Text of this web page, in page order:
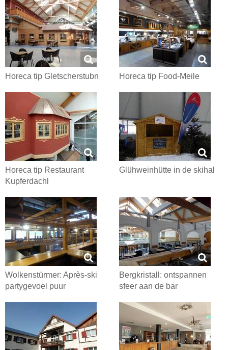
Horeca tip Gletscherstubn Horeca tip Food-Meile
Horeca tip Restaurant
Kupferdachl
Glühweinhütte in de skihal
Wolkenstürmer: Après-ski
partygevoel puur
Bergkristall: ontspannen
sfeer aan de bar